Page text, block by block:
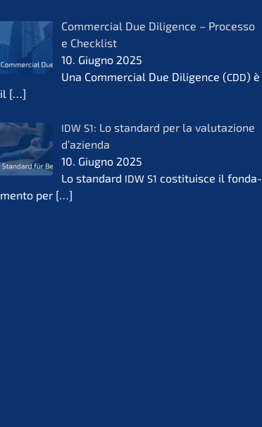
Commer­cial Due Diligence – Proces­so
e Check­list
10. Giugno 2025
Una Commer­cial Due Diligence (CDD) è
il […]
IDW S1: Lo standard per la valuta­zio­ne
d’azi­en­da
10. Giugno 2025
Lo standard IDW S1 costi­tuis­ce il fonda­
men­to per […]